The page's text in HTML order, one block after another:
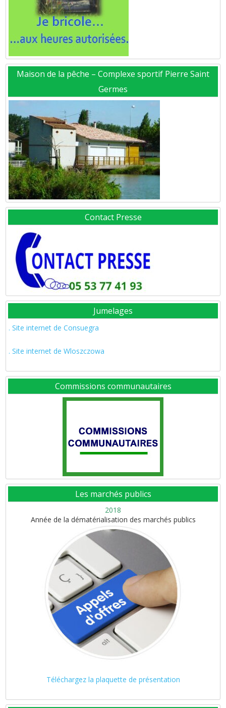
Maison de la pêche – Complexe sportif Pierre Saint
Germes
Contact Presse
Jumelages
. Site internet de Consuegra
. Site internet de Wloszczowa
Commissions communautaires
Les marchés publics
2018
Année de la dématérialisation des marchés publics
Téléchargez la plaquette de présentation